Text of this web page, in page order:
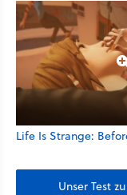
Life Is Strange:
Unser Test